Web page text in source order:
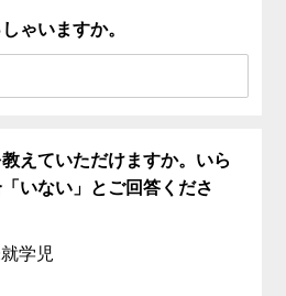
ゃいますか。
えていただけますか。いら
いない」とご回答くださ
学児